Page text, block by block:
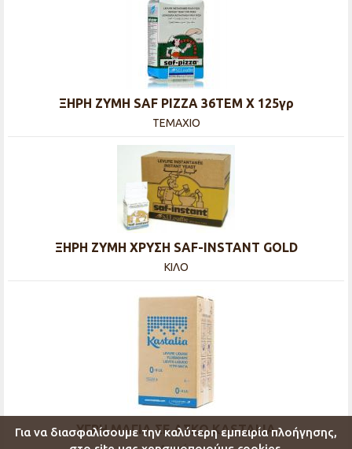
Για να διασφαλίσουμε την καλύτερη εμπειρία πλοήγησης,
ΞΗΡΗ ΖΥΜΗ SAF PIZZA 36TΕΜ Χ 125γρ
ΤΕΜΑΧΙΟ
ΞΗΡΗ ΖΥΜΗ ΧΡΥΣΗ SAF-INSTANT GOLD
ΚΙΛΟ
ΥΓΡΗ ΜΑΓΙΑ ΣΕ ΑΣΚΟ KASTALIA